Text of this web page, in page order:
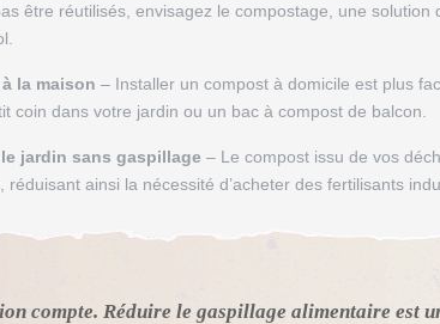
être réutilisés, envisagez le compostage, une
la maison – Installer un compost à domicile est plus
coin dans votre jardin ou un bac à compost de balcon.
jardin sans gaspillage – Le compost issu de vos
ainsi la nécessité d’acheter des fertilisants
compte. Réduire le gaspillage alimentaire est